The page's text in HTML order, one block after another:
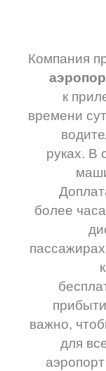
Компания
к
времени
руках. В
более
важно,
для